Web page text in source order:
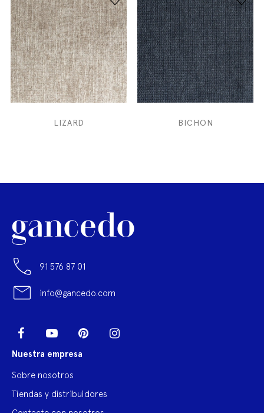
LIZARD BICHON
91 576 87 01
info@gancedo.com
Facebook YouTube Pinterest
Nuestra empresa
Sobre nosotros
Tiendas y distribuidores